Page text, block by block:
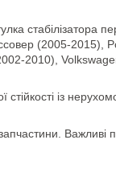
стабілізатора
(2005-2015),
2010),
стійкості із
Важливі